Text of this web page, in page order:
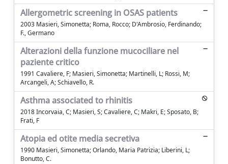
Allergometric screening in OSAS patients
2003 Masieri, Simonetta; Roma, Rocco; D'Ambrosio, Ferdinando;
F., Germano
Alterazioni della funzione mucociliare nel
paziente critico
1991 Cavaliere, F; Masieri, Simonetta; Martinelli, L; Rossi, M;
Arcangeli, A; Schiavello, R.
Asthma associated to rhinitis
2018 Incorvaia, C; Masieri, S; Cavaliere, C; Makri, E; Sposato, B;
Frati, F
Atopia ed otite media secretiva
1990 Masieri, Simonetta; Orlando, Maria Patrizia; Liberini, L;
Bonutto, C.